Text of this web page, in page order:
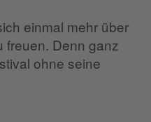
einmal mehr über
freuen. Denn ganz
ohne seine